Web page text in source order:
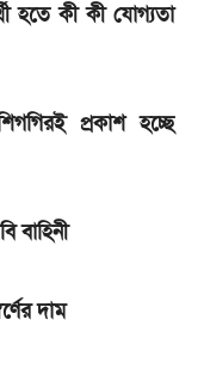
লাইভ দেখুন এখানে
২০২৬
হতে কী কী যোগ্যতা
প্রকাশ হচ্ছে
বাহিনী
দাম